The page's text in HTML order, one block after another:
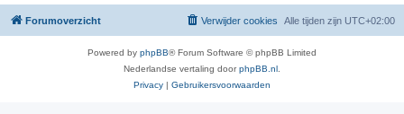
Forumoverzicht Alle tijden zijn UTC+02:00
Verwijder cookies
Powered by phpBB® Forum Software © phpBB Limited
Nederlandse vertaling doorphpBB.nl.
Privacy | Gebruikersvoorwaarden